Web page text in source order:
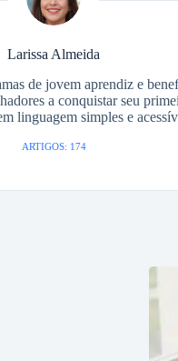
Larissa Almeida
de jovem aprendiz e
a conquistar seu
linguagem simples e
ARTIGOS: 174